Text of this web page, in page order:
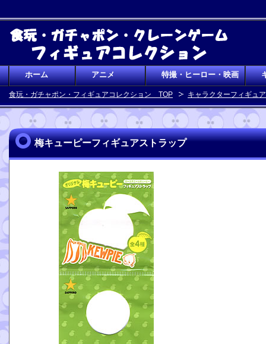
食玩・ガチャポン・フィギュアコレクション TOP キャラクターフィギュ
梅キューピーフィギュアストラップ
ホーム アニメ 特撮・ヒーロー・映画